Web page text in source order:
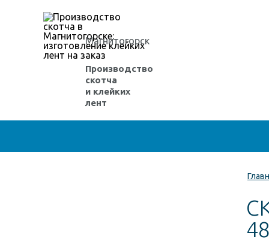
Магнитогорск
Производство
скотча
и клейких
лент